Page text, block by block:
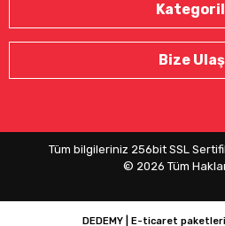
Bize
Tüm bilgileriniz 256bit SSL
© 2026 Tüm
DEDEMY | E-ticaret paketleri